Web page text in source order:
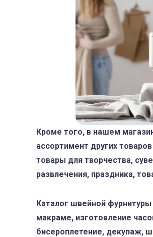
Кроме того, в нашем
ассортимент других
товары для творчества,
развлечения, праздника,
Каталог швейной
макраме, изготовление
бисероплетение, декупаж,